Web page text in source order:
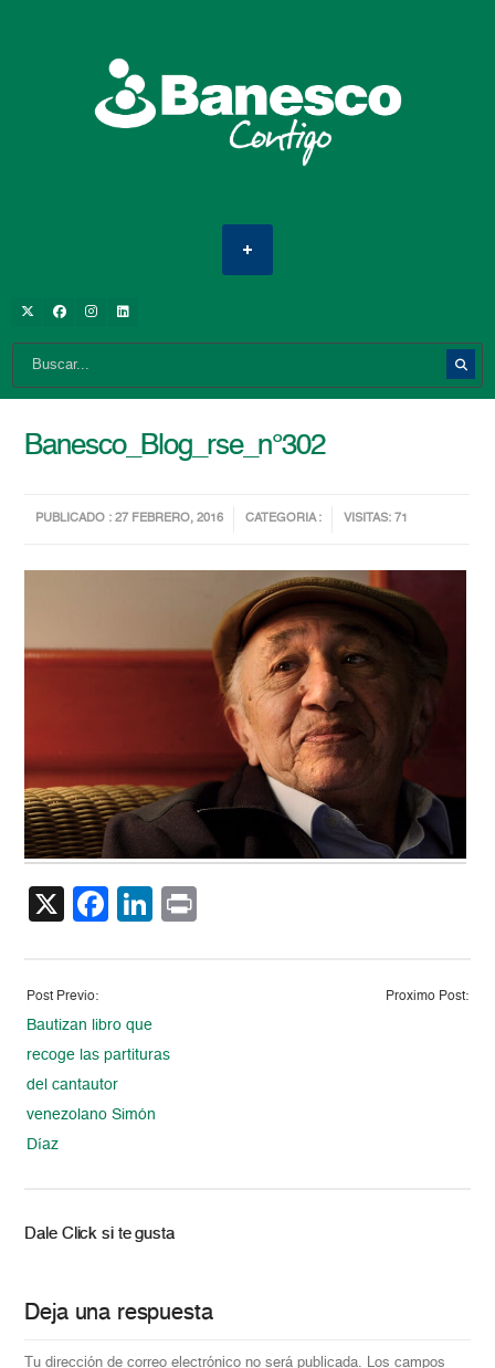
Banesco_Blog_rse_n°302
PUBLICADO : 27 FEBRERO, 2016 CATEGORIA : VISITAS: 71
X Facebook
LinkedIn
Post Previo:
Bautizan libro que
recoge las partituras
del cantautor
venezolano Simón
Díaz
Proximo Post:
Dale Click si te gusta
Deja una respuesta
Tu dirección de correo electrónico no será publicada. Los campos